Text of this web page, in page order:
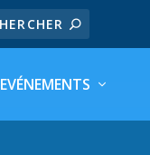
EVÉNEMENTS